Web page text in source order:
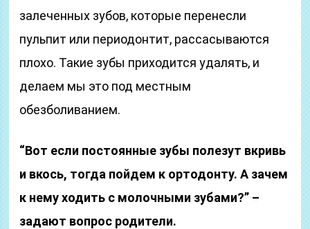
залеченных зубов, которые перенесли
пульпит или периодонтит, рассасываются
плохо. Такие зубы приходится удалять, и
делаем мы это под местным
обезболиванием.
“Вот если постоянные зубы полезут вкривь
и вкось, тогда пойдем к ортодонту. А зачем
к нему ходить с молочными зубами?” –
задают вопрос родители.